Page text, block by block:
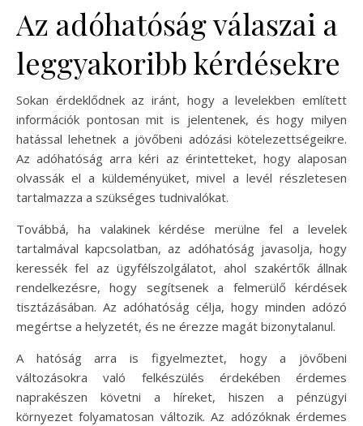
Az adóhatóság válaszai a
leggyakoribb kérdésekre
Sokan érdeklődnek az iránt, hogy a levelekben említett
információk pontosan mit is jelentenek, és hogy milyen
hatással lehetnek a jövőbeni adózási kötelezettségeikre.
Az adóhatóság arra kéri az érintetteket, hogy alaposan
olvassák el a küldeményüket, mivel a levél részletesen
tartalmazza a szükséges tudnivalókat.
Továbbá, ha valakinek kérdése merülne fel a levelek
tartalmával kapcsolatban, az adóhatóság javasolja, hogy
keressék fel az ügyfélszolgálatot, ahol szakértők állnak
rendelkezésre, hogy segítsenek a felmerülő kérdések
tisztázásában. Az adóhatóság célja, hogy minden adózó
megértse a helyzetét, és ne érezze magát bizonytalanul.
A hatóság arra is figyelmeztet, hogy a jövőbeni
változásokra való felkészülés érdekében érdemes
naprakészen követni a híreket, hiszen a pénzügyi
környezet folyamatosan változik. Az adózóknak érdemes